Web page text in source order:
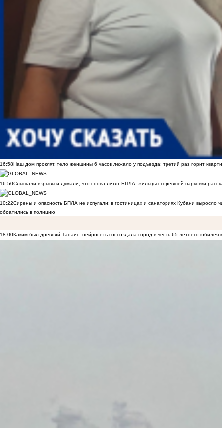
16:58Наш дом проклят, тело женщины 6 часов лежало у подъезда: третий раз горит
16:50Слышали взрывы и думали, что снова летят БПЛА: жильцы сгоревшей парковки
10:22Сирены и опасность БПЛА не испугали: в гостиницах и санаториях Кубани выросло
обратились в полицию
18:00Каким был древний Танаис: нейросеть воссоздала город в честь 65-летнего юбилея